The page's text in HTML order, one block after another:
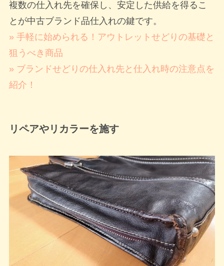
複数の仕入れ先を確保し、安定した供給を得るこ
とが中古ブランド品仕入れの鍵です。
» 手軽に始められる！アウトレットせどりの基礎と
狙うべき商品
» ブランドせどりの仕入れ先と仕入れ時の注意点を
紹介！
リペアやリカラーを施す